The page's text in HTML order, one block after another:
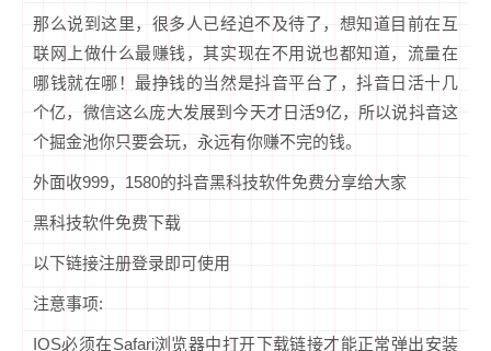
那么说到这里，很多人已经迫不及待了，想知道目前在互
联网上做什么最赚钱，其实现在不用说也都知道，流量在
哪钱就在哪！最挣钱的当然是抖音平台了，抖音日活十几
个亿，微信这么庞大发展到今天才日活9亿，所以说抖音这
个掘金池你只要会玩，永远有你赚不完的钱。
外面收999，1580的抖音黑科技软件免费分享给大家
黑科技软件免费下载
以下链接注册登录即可使用
注意事项:
IOS必须在Safari浏览器中打开下载链接才能正常弹出安装